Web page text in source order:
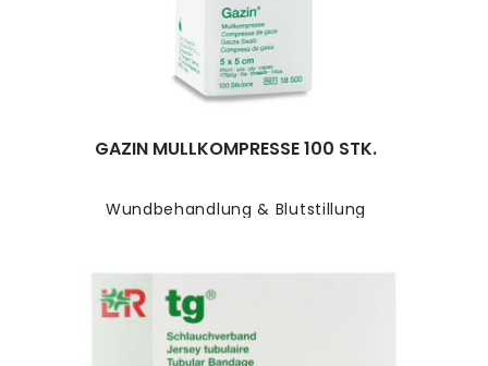
Wundbehandlung & Blutstillung
GAZIN MULLKOMPRESSE 100 STK.